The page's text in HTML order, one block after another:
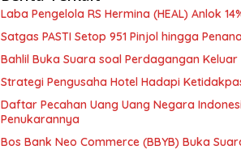
Laba Pengelola RS Hermina (HEAL) Anlok
Satgas PASTI Setop 951 Pinjol hingga
Bahlil Buka Suara soal Perdagangan
Strategi Pengusaha Hotel Hadapi
Daftar Pecahan Uang Uang Negara
Penukarannya
Bos Bank Neo Commerce (BBYB) Buka